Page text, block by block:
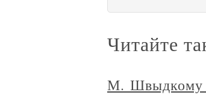
Читайте
М. Швыдкому